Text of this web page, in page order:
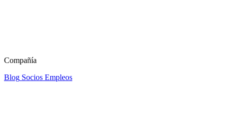
Compañía
Blog Socios Empleos